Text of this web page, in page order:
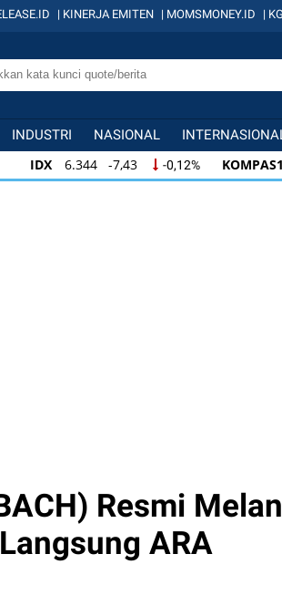
| KINERJA EMITEN | MOMSMONEY.ID |
INDUSTRI NASIONAL
IDX 6.344 -7,43 -0,12%
IDX 6.344 -7,43 -0,12%
Resmi
ARA